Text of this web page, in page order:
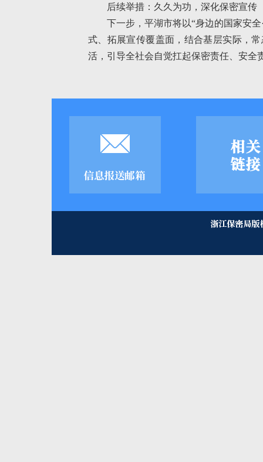
后续举措：久久为功，深化保密宣传
下一步，平湖市将以“身边的国家安
式、拓展宣传覆盖面，结合基层实际，
活，引导全社会自觉扛起保密责任、安全